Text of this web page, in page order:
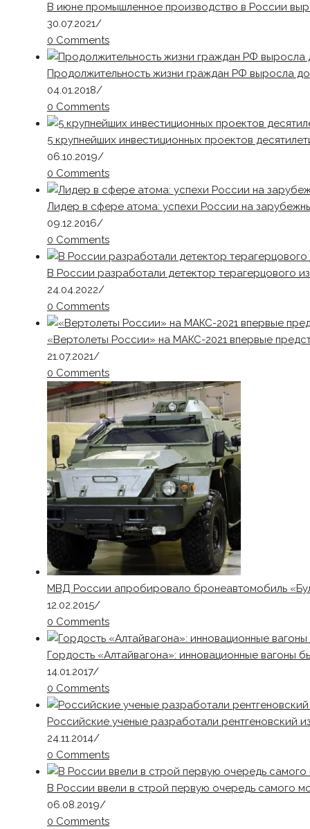
В июне промышленное производство в России
30.07.2021/
0 Comments
Продолжительность жизни граждан РФ выросла
04.01.2018/
0 Comments
5 крупнейших инвестиционных проектов
06.10.2019/
0 Comments
Лидер в сфере атома: успехи России на
09.12.2016/
0 Comments
В России разработали детектор терагерцового
24.04.2022/
0 Comments
«Вертолеты России» на МАКС-2021 впервые
21.07.2021/
0 Comments
МВД России апробировало бронеавтомобиль
12.02.2015/
0 Comments
Гордость «Алтайвагона»: инновационные вагоны
14.01.2017/
0 Comments
Российские ученые разработали рентгеновский
24.11.2014/
0 Comments
В России ввели в строй первую очередь самого
06.08.2019/
0 Comments